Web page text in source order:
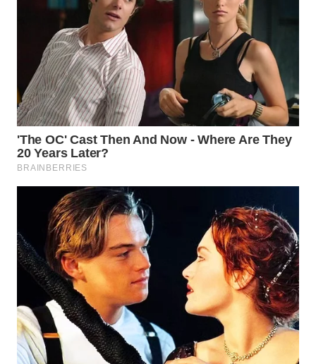
UTARA
WN
SAMOSIR
WN
PADANG
LAWAS
WN
WN
CIANJUR
WN
KEPULAUAN
SERIBU
WN
TANGERANG